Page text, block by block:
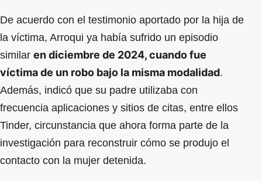
De acuerdo con el testimonio aportado por la hija de
la víctima, Arroqui ya había sufrido un episodio
similar en diciembre de 2024, cuando fue
víctima de un robo bajo la misma modalidad.
Además, indicó que su padre utilizaba con
frecuencia aplicaciones y sitios de citas, entre ellos
Tinder, circunstancia que ahora forma parte de la
investigación para reconstruir cómo se produjo el
contacto con la mujer detenida.